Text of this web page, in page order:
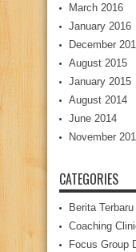
March 2016
January 2016
December
August 2015
January 2015
August 2014
June 2014
November
CATEGORIES
Berita Terbaru
Coaching
Focus Group